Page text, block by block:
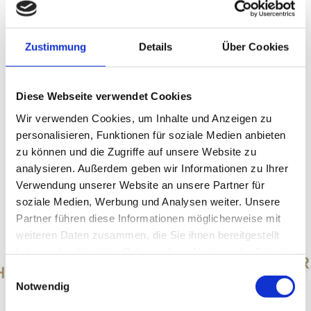
Zustimmung Details Über Cookies
Diese Webseite verwendet Cookies
Wir verwenden Cookies, um Inhalte und Anzeigen zu
personalisieren, Funktionen für soziale Medien anbieten
zu können und die Zugriffe auf unsere Website zu
analysieren. Außerdem geben wir Informationen zu Ihrer
Verwendung unserer Website an unsere Partner für
soziale Medien, Werbung und Analysen weiter. Unsere
Partner führen diese Informationen möglicherweise mit
weiteren Daten zusammen, die Sie ihnen bereitgestellt
Notwendig
Das
liegt direkt an der
B305 zwischen Grassau und Rottau.
Chiemseeringlinie angefahren. Am Haus führt
der Salinen-Radweg vorbei. Zu Fuß ist das
Museum Salz & Moor von Grassau und Rottau in
jeweils einer halben Stunde bequem zu
erreichen.
… mit dem Auto
Aus München kommend empfehlen wir die
Autobahnausfahrt 106 in Bernau. Danach folgen
mehr lesen